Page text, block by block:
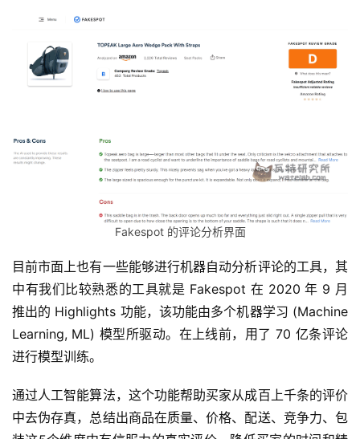
Fakespot 的评论分析界面
目前市面上也有一些能够进行机器自动分析评论的工具，其
中有我们比较熟悉的工具就是 Fakespot 在 2020 年 9 月
推出的 Highlights 功能，该功能由多个机器学习 (Machine
Learning, ML) 模型所驱动。在上线前，用了 70 亿条评论
进行模型训练。
通过人工智能算法，这个功能帮助买家从成百上千条的评价
中去伪存真，总结出商品在质量、价格、配送、竞争力、包